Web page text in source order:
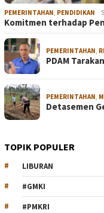
PEMERINTAHAN PENDIDIKAN
Komitmen terhadap
PEMERINTAHAN
PDAM
PEMERINTAHAN
Detasemen
TOPIK POPULER
LIBURAN
#GMKI
#PMKRI